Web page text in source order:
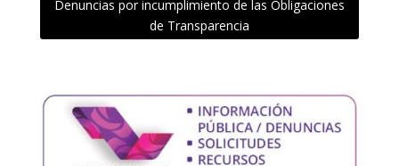
Denuncias por incumplimiento de las Obligaciones
de Transparencia